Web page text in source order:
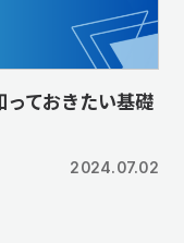
ておきたい基礎
2024.07.02